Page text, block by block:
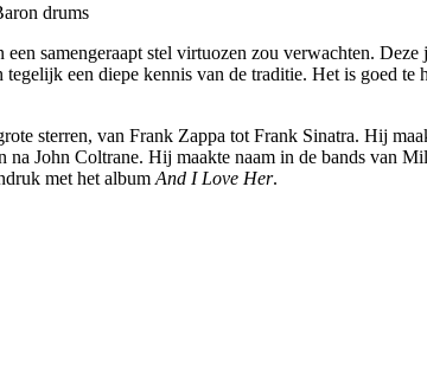
drums
samengeraapt stel virtuozen zou verwachten. Deze
een diepe kennis van de traditie. Het is goed
sterren, van Frank Zappa tot Frank Sinatra. Hij
John Coltrane. Hij maakte naam in de bands van
met het album And I Love Her.